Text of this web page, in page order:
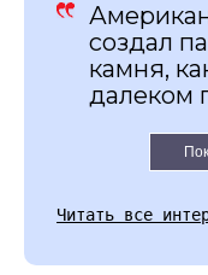
создал
камня,
далеком
Читать все